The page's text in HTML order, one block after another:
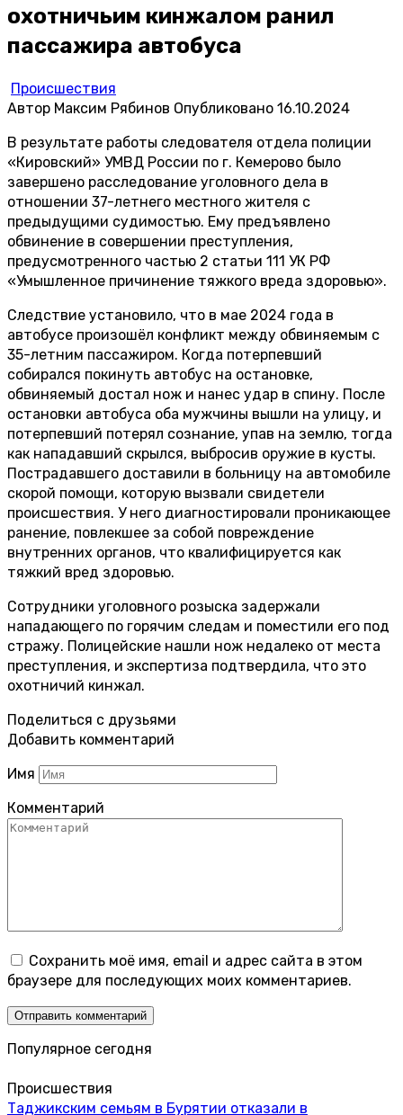
охотничьим кинжалом ранил
пассажира автобуса
Происшествия
Автор Максим Рябинов Опубликовано 16.10.2024
В результате работы следователя отдела полиции
«Кировский» УМВД России по г. Кемерово было
завершено расследование уголовного дела в
отношении 37-летнего местного жителя с
предыдущими судимостью. Ему предъявлено
обвинение в совершении преступления,
предусмотренного частью 2 статьи 111 УК РФ
«Умышленное причинение тяжкого вреда здоровью».
Следствие установило, что в мае 2024 года в
автобусе произошёл конфликт между обвиняемым с
35-летним пассажиром. Когда потерпевший
собирался покинуть автобус на остановке,
обвиняемый достал нож и нанес удар в спину. После
остановки автобуса оба мужчины вышли на улицу, и
потерпевший потерял сознание, упав на землю, тогда
как нападавший скрылся, выбросив оружие в кусты.
Пострадавшего доставили в больницу на автомобиле
скорой помощи, которую вызвали свидетели
происшествия. У него диагностировали проникающее
ранение, повлекшее за собой повреждение
внутренних органов, что квалифицируется как
тяжкий вред здоровью.
Сотрудники уголовного розыска задержали
нападающего по горячим следам и поместили его под
стражу. Полицейские нашли нож недалеко от места
преступления, и экспертиза подтвердила, что это
охотничий кинжал.
Поделиться с друзьями
Добавить комментарий
Имя
Комментарий
Сохранить моё имя, email и адрес сайта в этом
браузере для последующих моих комментариев.
Популярное сегодня
Происшествия
Таджикским семьям в Бурятии отказали в